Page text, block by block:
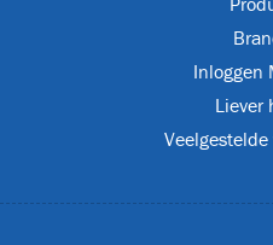
Inloggen
Liever
Veelgestelde